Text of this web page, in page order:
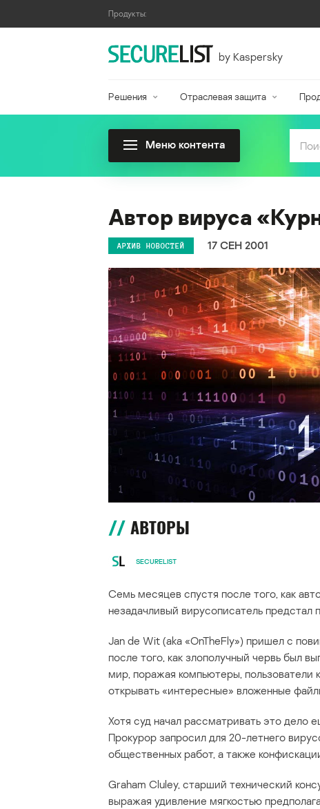
Продукты:
by Kaspersky
Решения Отраслевая защита
Меню контента
Автор вируса
АРХИВ НОВОСТЕЙ 17 СЕН 2001
АВТОРЫ
SECURELIST
Семь месяцев спустя после того, как
незадачливый вирусописатель предстал
Jan de Wit (aka «OnTheFly») пришел с
после того, как злополучный червь был
мир, поражая компьютеры, пользователи
открывать «интересные» вложенные
Хотя суд начал рассматривать это дело
Прокурор запросил для 20-летнего
общественных работ, а также
Graham Cluley, старший технический
выражая удивление мягкостью